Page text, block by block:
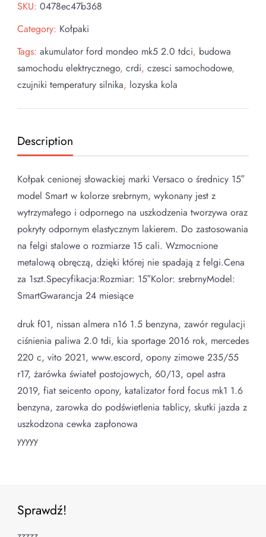
SKU: 0478ec47b368
Category: Kołpaki
Tags: akumulator ford mondeo mk5 2.0 tdci, budowa
samochodu elektrycznego, crdi, czesci samochodowe,
czujniki temperatury silnika, lozyska kola
Description
Kołpak cenionej słowackiej marki Versaco o średnicy 15″
model Smart w kolorze srebrnym, wykonany jest z
wytrzymałego i odpornego na uszkodzenia tworzywa oraz
pokryty odpornym elastycznym lakierem. Do zastosowania
na felgi stalowe o rozmiarze 15 cali. Wzmocnione
metalową obręczą, dzięki której nie spadają z felgi.Cena
za 1szt.Specyfikacja:Rozmiar: 15″Kolor: srebrnyModel:
SmartGwarancja 24 miesiące
druk f01, nissan almera n16 1.5 benzyna, zawór regulacji
ciśnienia paliwa 2.0 tdi, kia sportage 2016 rok, mercedes
220 c, vito 2021, www.escord, opony zimowe 235/55
r17, żarówka świateł postojowych, 60/13, opel astra
2019, fiat seicento opony, katalizator ford focus mk1 1.6
benzyna, zarowka do podświetlenia tablicy, skutki jazda z
uszkodzona cewka zapłonowa
yyyyy
Sprawdź!